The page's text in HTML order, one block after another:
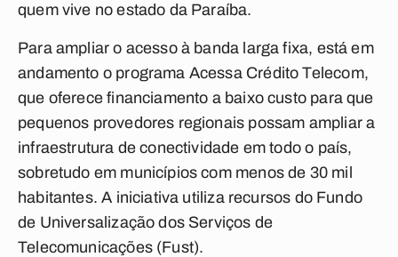
quem vive no estado da Paraíba.
Para ampliar o acesso à banda larga fixa, está em
andamento o programa Acessa Crédito Telecom,
que oferece financiamento a baixo custo para que
pequenos provedores regionais possam ampliar a
infraestrutura de conectividade em todo o país,
sobretudo em municípios com menos de 30 mil
habitantes. A iniciativa utiliza recursos do Fundo
de Universalização dos Serviços de
Telecomunicações (Fust).